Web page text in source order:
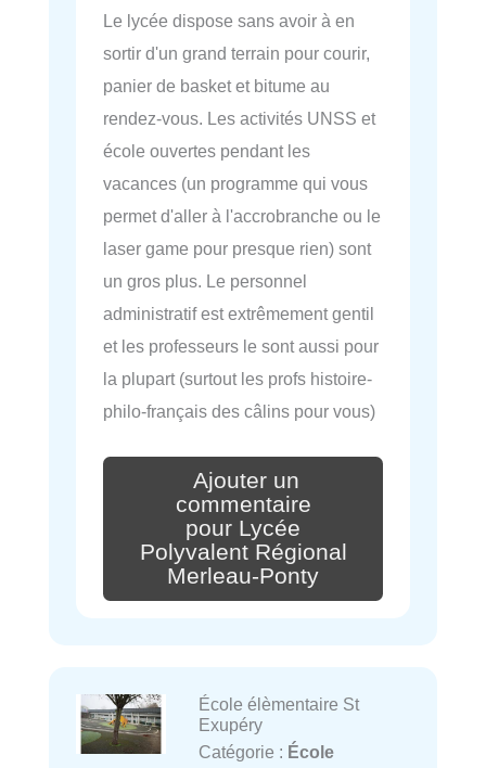
Le lycée dispose sans avoir à en
sortir d'un grand terrain pour courir,
panier de basket et bitume au
rendez-vous. Les activités UNSS et
école ouvertes pendant les
vacances (un programme qui vous
permet d'aller à l'accrobranche ou le
laser game pour presque rien) sont
un gros plus. Le personnel
administratif est extrêmement gentil
et les professeurs le sont aussi pour
la plupart (surtout les profs histoire-
philo-français des câlins pour vous)
Ajouter un
commentaire
pour Lycée
Polyvalent Régional
Merleau-Ponty
École élèmentaire St
Exupéry
Catégorie : École